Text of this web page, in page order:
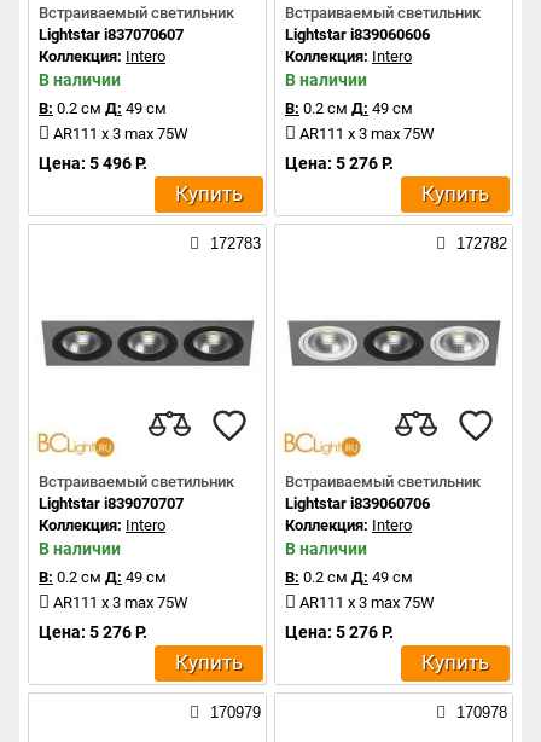
Встраиваемый светильник
Lightstar i837070607
Коллекция: Intero
В наличии
В: 0.2 см Д: 49 см
AR111 x 3 max 75W
Цена: 5 496 Р.
Купить
Встраиваемый светильник
Lightstar i839060606
Коллекция: Intero
В наличии
В: 0.2 см Д: 49 см
AR111 x 3 max 75W
Цена: 5 276 Р.
Купить
172783
Встраиваемый светильник
Lightstar i839070707
Коллекция: Intero
В наличии
В: 0.2 см Д: 49 см
AR111 x 3 max 75W
Цена: 5 276 Р.
Купить
172782
Встраиваемый светильник
Lightstar i839060706
Коллекция: Intero
В наличии
В: 0.2 см Д: 49 см
AR111 x 3 max 75W
Цена: 5 276 Р.
Купить
170979 170978